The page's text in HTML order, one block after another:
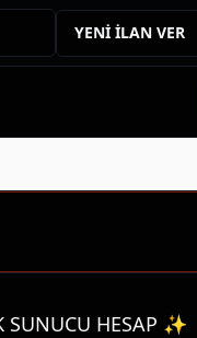
YENİ İLAN VER
SUNUCU HESAP ✨